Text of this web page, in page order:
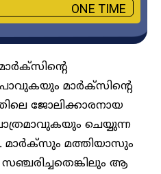
ONE TIME
മാർക്സിന്റെ
ജോലിക്കാരനായ
ചെയ്യുന്ന
മാർക്സും മത്തിയാസും
ആ